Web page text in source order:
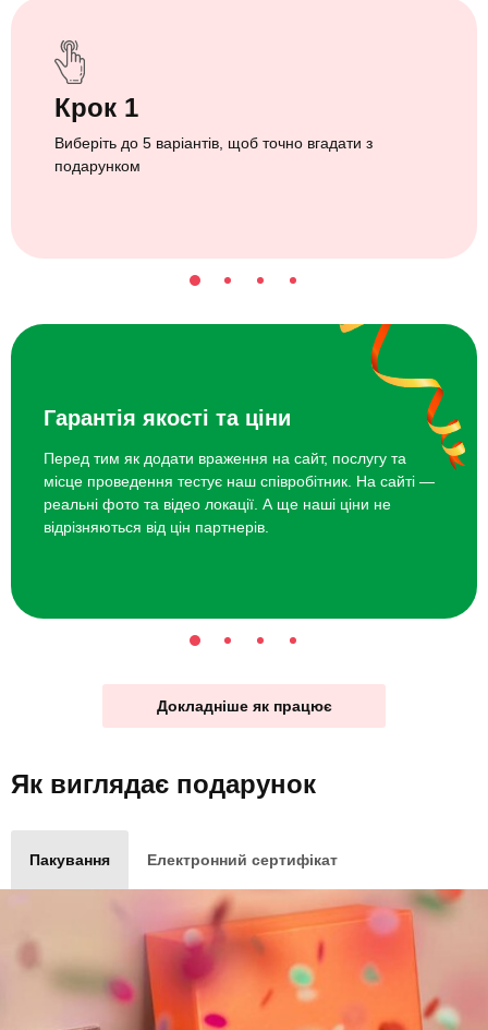
Крок 1
Виберіть до 5 варіантів, щоб точно вгадати з
подарунком
Гарантія якості та ціни
Перед тим як додати враження на сайт, послугу та
місце проведення тестує наш співробітник. На сайті —
реальні фото та відео локації. А ще наші ціни не
відрізняються від цін партнерів.
Докладніше як працює
Як виглядає подарунок
Пакування Електронний сертифікат